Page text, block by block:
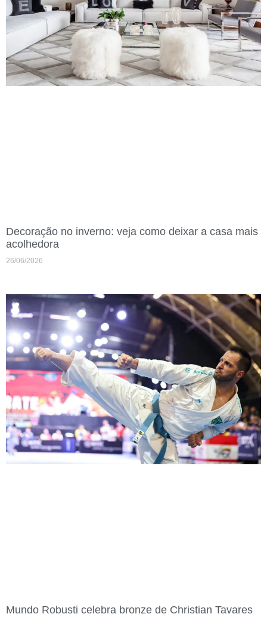
Decoração no inverno: veja como deixar a casa mais
acolhedora
26/06/2026
Mundo Robusti celebra bronze de Christian Tavares